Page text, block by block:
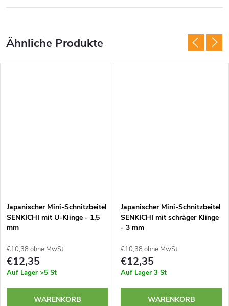
Japanischer Mini-Schnitzbeitel
SENKICHI mit U-Klinge - 1,5
mm
€10,38 ohne MwSt.
€12,35
Auf Lager >5 St
WARENKORB
Japanischer Mini-Schnitzbeitel
SENKICHI mit schräger Klinge
- 3 mm
€10,38 ohne MwSt.
€12,35
Auf Lager 3 St
WARENKORB